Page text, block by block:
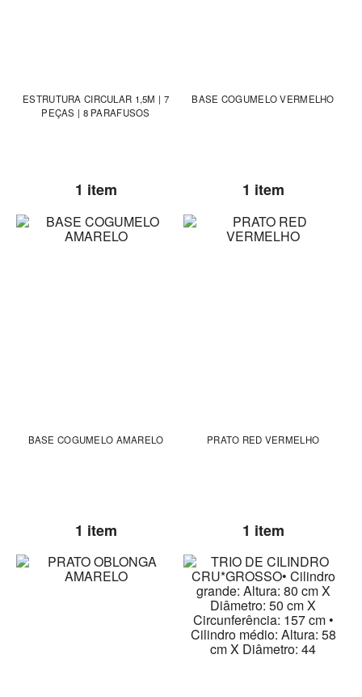
ESTRUTURA CIRCULAR 1,5M | 7
PEÇAS | 8 PARAFUSOS
1 item
BASE COGUMELO VERMELHO
1 item
BASE COGUMELO AMARELO
1 item
PRATO RED VERMELHO
1 item